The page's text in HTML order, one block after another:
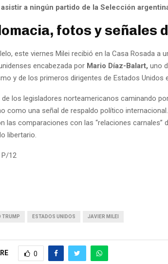
a ningún partido de la Selección
fotos y señales
este viernes Milei recibió en la Casa Rosada a
encabezada por Mario Díaz-Balart, uno
y de los primeros dirigentes de Estados Unidos
los legisladores norteamericanos caminando
como una señal de respaldo político
las comparaciones con las “relaciones carnales”
libertario.
P/12
TRUMP ESTADOS UNIDOS JAVIER MILEI
0